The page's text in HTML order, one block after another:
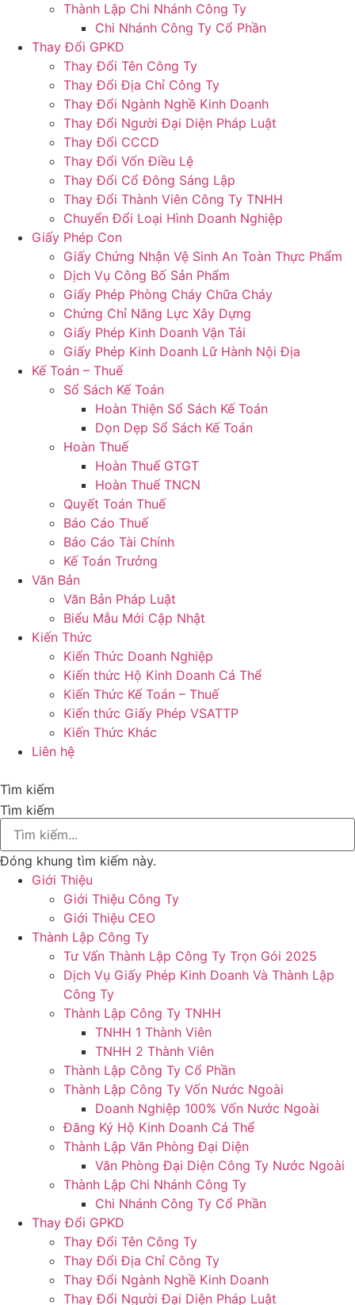
Thành Lập Chi Nhánh Công Ty
Chi Nhánh Công Ty Cổ Phần
Thay Đổi GPKD
Thay Đổi Tên Công Ty
Thay Đổi Địa Chỉ Công Ty
Thay Đổi Ngành Nghề Kinh Doanh
Thay Đổi Người Đại Diện Pháp Luật
Thay Đổi CCCD
Thay Đổi Vốn Điều Lệ
Thay Đổi Cổ Đông Sáng Lập
Thay Đổi Thành Viên Công Ty TNHH
Chuyển Đổi Loại Hình Doanh Nghiệp
Giấy Phép Con
Giấy Chứng Nhận Vệ Sinh An Toàn Thực Phẩm
Dịch Vụ Công Bố Sản Phẩm
Giấy Phép Phòng Cháy Chữa Cháy
Chứng Chỉ Năng Lực Xây Dựng
Giấy Phép Kinh Doanh Vận Tải
Giấy Phép Kinh Doanh Lữ Hành Nội Địa
Kế Toán – Thuế
Sổ Sách Kế Toán
Hoàn Thiện Sổ Sách Kế Toán
Dọn Dẹp Sổ Sách Kế Toán
Hoàn Thuế
Hoàn Thuế GTGT
Hoàn Thuế TNCN
Quyết Toán Thuế
Báo Cáo Thuế
Báo Cáo Tài Chính
Kế Toán Trưởng
Văn Bản
Văn Bản Pháp Luật
Biểu Mẫu Mới Cập Nhật
Kiến Thức
Kiến Thức Doanh Nghiệp
Kiến thức Hộ Kinh Doanh Cá Thể
Kiến Thức Kế Toán – Thuế
Kiến thức Giấy Phép VSATTP
Kiến Thức Khác
Liên hệ
Tìm kiếm
Tìm kiếm
Đóng khung tìm kiếm này.
Giới Thiệu
Giới Thiệu Công Ty
Giới Thiệu CEO
Thành Lập Công Ty
Tư Vấn Thành Lập Công Ty Trọn Gói 2025
Dịch Vụ Giấy Phép Kinh Doanh Và Thành Lập
Công Ty
Thành Lập Công Ty TNHH
TNHH 1 Thành Viên
TNHH 2 Thành Viên
Thành Lập Công Ty Cổ Phần
Thành Lập Công Ty Vốn Nước Ngoài
Doanh Nghiệp 100% Vốn Nước Ngoài
Đăng Ký Hộ Kinh Doanh Cá Thể
Thành Lập Văn Phòng Đại Diện
Văn Phòng Đại Diện Công Ty Nước Ngoài
Thành Lập Chi Nhánh Công Ty
Chi Nhánh Công Ty Cổ Phần
Thay Đổi GPKD
Thay Đổi Tên Công Ty
Thay Đổi Địa Chỉ Công Ty
Thay Đổi Ngành Nghề Kinh Doanh
Thay Đổi Người Đại Diện Pháp Luật